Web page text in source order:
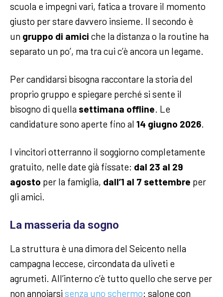
scuola e impegni vari, fatica a trovare il momento
giusto per stare davvero insieme. Il secondo è
un gruppo di amici che la distanza o la routine ha
separato un po’, ma tra cui c’è ancora un legame.
Per candidarsi bisogna raccontare la storia del
proprio gruppo e spiegare perché si sente il
bisogno di quella settimana offline. Le
candidature sono aperte fino al 14 giugno 2026.
I vincitori otterranno il soggiorno completamente
gratuito, nelle date già fissate: dal 23 al 29
agosto per la famiglia, dall’1 al 7 settembre per
gli amici.
La masseria da sogno
La struttura è una dimora del Seicento nella
campagna leccese, circondata da uliveti e
agrumeti. All’interno c’è tutto quello che serve per
non annoiarsi senza uno schermo: salone con